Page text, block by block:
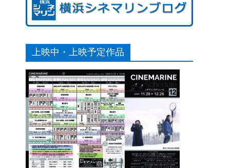
上映中・上映予定作品